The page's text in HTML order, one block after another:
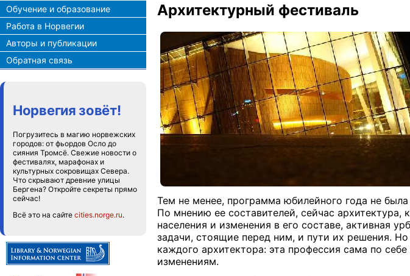
Обучение и образование
Работа в Норвегии
Авторы и публикации
Обратная связь
Норвегия зовёт!
Погрузитесь в магию норвежских
городов: от фьордов Осло до
сияния Тромсё. Свежие новости о
фестивалях, марафонах и
культурных сокровищах Севера.
Что скрывают древние улицы
Бергена? Откройте секреты прямо
сейчас!
Всё это на сайте cities.norge.ru.
Архитектурный фестиваль
Тем не менее, программа юбилейного года не
По мнению ее составителей, сейчас
населения и изменения в его составе, активная
задачи, стоящие перед ним, и пути их решения.
каждого архитектора: эта профессия сама по
изменениям.